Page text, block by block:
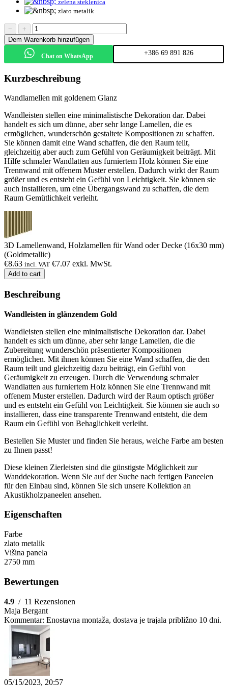
zelena steklenica
zlato metalik
−
+
Dem Warenkorb hinzufügen
Chat on WhatsApp +386 69 891 826
Kurzbeschreibung
Wandlamellen mit goldenem Glanz
Wandleisten stellen eine minimalistische Dekoration dar. Dabei
handelt es sich um dünne, aber sehr lange Lamellen, die es
ermöglichen, wunderschön gestaltete Kompositionen zu schaffen.
Sie können damit eine Wand schaffen, die den Raum teilt,
gleichzeitig aber auch zum Gefühl von Geräumigkeit beiträgt. Mit
Hilfe schmaler Wandlatten aus furniertem Holz können Sie eine
Trennwand mit offenem Muster erstellen. Dadurch wirkt der Raum
größer und es entsteht ein Gefühl von Leichtigkeit. Sie können sie
auch installieren, um eine Übergangswand zu schaffen, die dem
Raum Gemütlichkeit verleiht.
3D Lamellenwand, Holzlamellen für Wand oder Decke (16x30 mm)
(Goldmetallic)
€8.63 incl. VAT €7.07 exkl. MwSt.
Add to cart
Beschreibung
Wandleisten in glänzendem Gold
Wandleisten stellen eine minimalistische Dekoration dar. Dabei
handelt es sich um dünne, aber sehr lange Lamellen, die die
Zubereitung wunderschön präsentierter Kompositionen
ermöglichen. Mit ihnen können Sie eine Wand schaffen, die den
Raum teilt und gleichzeitig dazu beiträgt, ein Gefühl von
Geräumigkeit zu erzeugen. Durch die Verwendung schmaler
Wandlatten aus furniertem Holz können Sie eine Trennwand mit
offenem Muster erstellen. Dadurch wird der Raum optisch größer
und es entsteht ein Gefühl von Leichtigkeit. Sie können sie auch so
installieren, dass eine transparente Trennwand entsteht, die dem
Raum ein Gefühl von Behaglichkeit verleiht.
Bestellen Sie Muster und finden Sie heraus, welche Farbe am besten
zu Ihnen passt!
Diese kleinen Zierleisten sind die günstigste Möglichkeit zur
Wanddekoration. Wenn Sie auf der Suche nach fertigen Paneelen
für den Einbau sind, können Sie sich unsere Kollektion an
Akustikholzpaneelen ansehen.
Eigenschaften
Farbe
zlato metalik
Višina panela
2750 mm
Bewertungen
4.9 / 11 Rezensionen
Maja Bergant
Kommentar: Enostavna montaža, dostava je trajala približno 10 dni.
05/15/2023, 20:57